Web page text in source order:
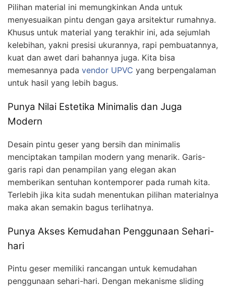
Pilihan material ini memungkinkan Anda untuk
menyesuaikan pintu dengan gaya arsitektur rumahnya.
Khusus untuk material yang terakhir ini, ada sejumlah
kelebihan, yakni presisi ukurannya, rapi pembuatannya,
kuat dan awet dari bahannya juga. Kita bisa
memesannya pada vendor UPVC yang berpengalaman
untuk hasil yang lebih bagus.
Punya Nilai Estetika Minimalis dan Juga
Modern
Desain pintu geser yang bersih dan minimalis
menciptakan tampilan modern yang menarik. Garis-
garis rapi dan penampilan yang elegan akan
memberikan sentuhan kontemporer pada rumah kita.
Terlebih jika kita sudah menentukan pilihan materialnya
maka akan semakin bagus terlihatnya.
Punya Akses Kemudahan Penggunaan Sehari-
hari
Pintu geser memiliki rancangan untuk kemudahan
penggunaan sehari-hari. Dengan mekanisme sliding